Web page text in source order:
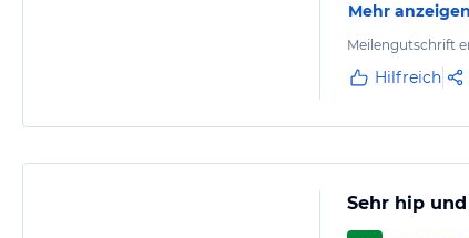
Mehr anzeigen
Meilengutschrift
Hilfreich
Sehr hip